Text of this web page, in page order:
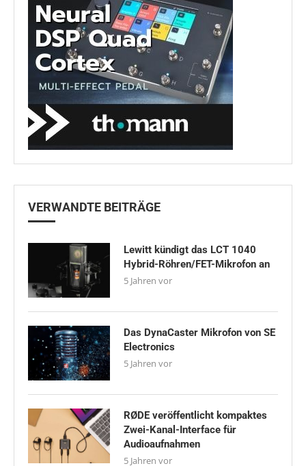
VERWANDTE BEITRÄGE
Lewitt kündigt das LCT 1040
Hybrid-Röhren/FET-Mikrofon an
5 Jahren vor
Das DynaCaster Mikrofon von SE
Electronics
5 Jahren vor
RØDE veröffentlicht kompaktes
Zwei-Kanal-Interface für
Audioaufnahmen
5 Jahren vor